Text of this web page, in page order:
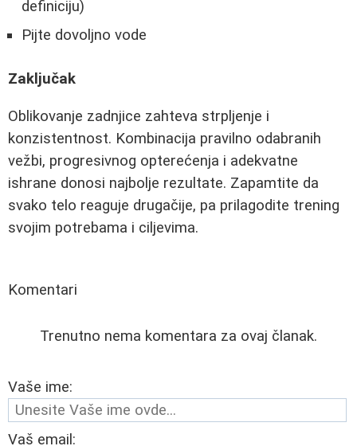
definiciju)
Pijte dovoljno vode
Zaključak
Oblikovanje zadnjice zahteva strpljenje i
konzistentnost. Kombinacija pravilno odabranih
vežbi, progresivnog opterećenja i adekvatne
ishrane donosi najbolje rezultate. Zapamtite da
svako telo reaguje drugačije, pa prilagodite trening
svojim potrebama i ciljevima.
Komentari
Trenutno nema komentara za ovaj članak.
Vaše ime:
Vaš email: